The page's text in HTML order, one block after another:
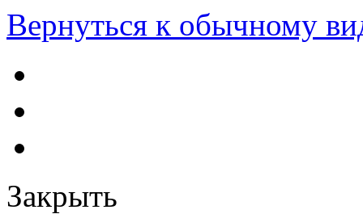
Вернуться к обычному
Закрыть